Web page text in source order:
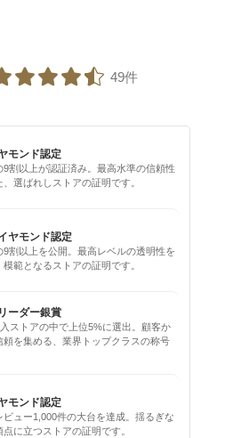
49件
モンド認定
9割以上が認証済み。最高水準の信頼性
、選ばれしストアの証明です。
ヤモンド認定
9割以上を公開。最高レベルの透明性を
範となるストアの証明です。
ーダー銀賞
ストアの中で上位5%に選出。顧客か
頼を集める、業界トップクラスの称号
モンド認定
ビュー1,000件の大台を達成。揺るぎな
点に立つストアの証明です。